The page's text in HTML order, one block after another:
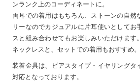
ンランク上のコーディネートに。
両耳での着用はもちろん、ストーンの自然
リーなのでカジュアルに片耳使いとしてお
スと組み合わせてもお楽しみいただけます
ネックレスと、セットでの着用もおすすめ。
装着金具は、ピアスタイプ・イヤリングタ
対応となっております。